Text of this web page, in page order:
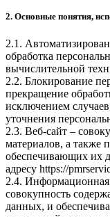
2. Основные понятия,
2.1.
обработка
вычислительной
2.2. Блокирование
прекращение
исключением
уточнения
2.3. Веб-сайт –
материалов, а
обеспечивающих их
адресу https://
2.4.
совокупность
данных, и